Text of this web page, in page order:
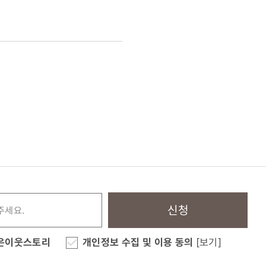
신청
이웃스토리 개인정보 수집 및 이용 동의 [보기]